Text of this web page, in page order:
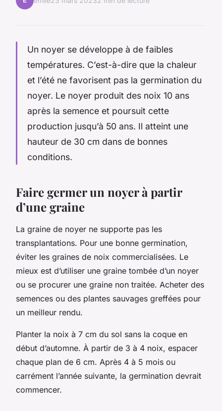
Un noyer se développe à de faibles
températures. C’est-à-dire que la chaleur
et l’été ne favorisent pas la germination du
noyer. Le noyer produit des noix 10 ans
après la semence et poursuit cette
production jusqu’à 50 ans. Il atteint une
hauteur de 30 cm dans de bonnes
conditions.
Faire germer un noyer à partir
d’une graine
La graine de noyer ne supporte pas les
transplantations. Pour une bonne germination,
éviter les graines de noix commercialisées. Le
mieux est d’utiliser une graine tombée d’un noyer
ou se procurer une graine non traitée. Acheter des
semences ou des plantes sauvages greffées pour
un meilleur rendu.
Planter la noix à 7 cm du sol sans la coque en
début d’automne. À partir de 3 à 4 noix, espacer
chaque plan de 6 cm. Après 4 à 5 mois ou
carrément l’année suivante, la germination devrait
commencer.